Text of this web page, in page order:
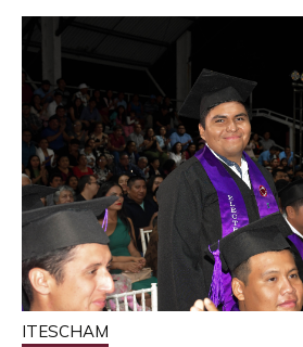
ITESCHAM